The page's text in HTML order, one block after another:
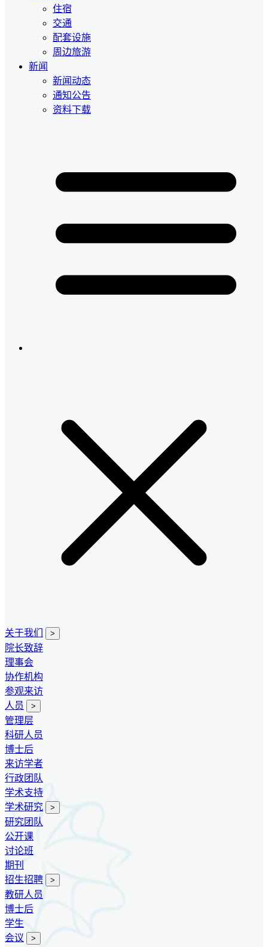
住宿
交通
配套设施
周边旅游
新闻
新闻动态
通知公告
资料下载
关于我们 >
院长致辞
理事会
协作机构
参观来访
人员
>
管理层
科研人员
博士后
来访学者
行政团队
学术支持
学术研究
>
研究团队
公开课
讨论班
期刊
招生招聘
>
教研人员
博士后
学生
会议
>